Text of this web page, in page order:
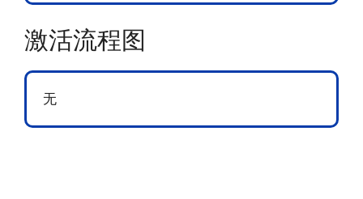
激活流程图
无